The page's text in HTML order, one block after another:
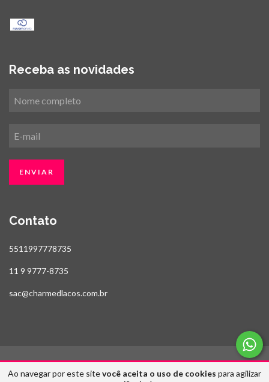
Ao navegar por este sitevocê aceita o uso de cookies para agilizar
Receba as novidades
Contato
5511997778735
11 9 9777-8735
sac@charmedlacos.com.br
Copyright Estilo Fitas & Charmed Laços - 2026. Todos os direitos reservados.